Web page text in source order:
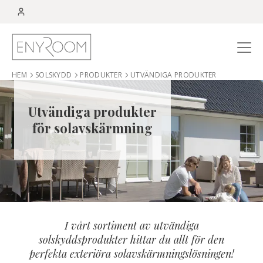
Menu
HEM SOLSKYDD PRODUKTER UTVÄNDIGA PRODUKTER
Utvändiga produkter
för solavskärmning
I vårt sortiment av utvändiga
solskyddsprodukter hittar du allt för den
perfekta exteriöra solavskärmningslösningen!